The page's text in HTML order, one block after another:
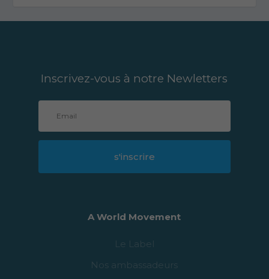
Inscrivez-vous à notre Newletters
s'inscrire
A World Movement
Le Label
Nos ambassadeurs